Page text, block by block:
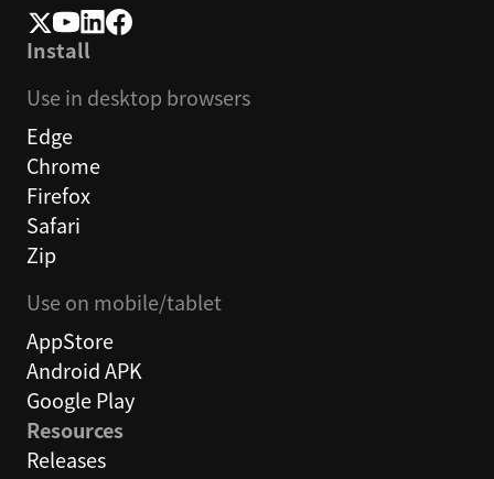
Install
Use in desktop browsers
Edge
Chrome
Firefox
Safari
Zip
Use on mobile/tablet
AppStore
Android APK
Google Play
Resources
Releases